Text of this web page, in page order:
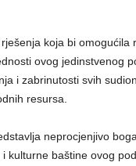
koja bi omogućila
ovog jedinstvenog
i zabrinutosti svih
resursa.
neprocjenjivo
kulturne baštine ovog